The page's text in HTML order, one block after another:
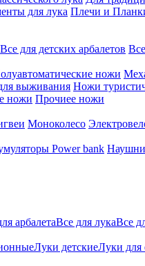
для лука Плечи и
Все для детских арбалетов
ножи
выживания Ножи
ножи Прочиее ножи
Моноколесо
Power bank
арбалетаВсе для лукаВсе
Луки детскиеЛуки для